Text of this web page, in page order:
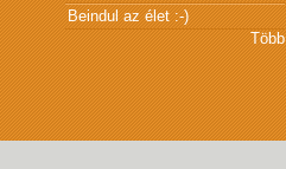
Beindul az élet :-)
Több